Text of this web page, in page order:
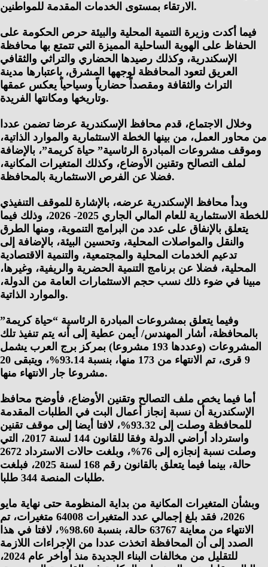
الارتقاء بمستوى الخدمات المقدمة للمواطنين.
فيما أكدت وزيرة التنمية المحلية والبيئة حرص الحكومة على
الحفاظ على الهوية الساحلية المميزة التي تتمتع بها محافظة
الإسكندرية، وكذلك رصيدها الحضاري والتراثي والثقافي
العريق لتعود المحافظة لوجهها المشرق، باعتبارها مدينة
التراث والثقافة ومقصداً حضارياً وسياحياً يعكس عمقها
وتاريخها ومكانتها الفريدة.
وخلال الاجتماع، قدم محافظ الإسكندرية عرضا تضمن عددا
من محاور العمل، من بينها الخطة الاستثمارية والموارد الذاتية،
وموقف مشروعات المبادرة الرئاسية” حياة كريمة”، بالإضافة
لملف التصالح وتقنين الأوضاع، وكذلك المتغيرات المكانية،
فضلا عن الفرص الاستثمارية بالمحافظة.
وبدأ محافظ الإسكندرية عرضه، بالإشارة للموقف التنفيذي
للخطة الاستثمارية للعام المالي الجاري 2025- 2026، وذلك فيما
يتعلق بالإنفاق على عدد من البرامج التنموية، ومنها الطرق
والنقل والمواصلات المحلية، وتحسين البيئة، بالإضافة إلى
تدعيم الخدمات المحلية والمجتمعية، والتنمية الاقتصادية
المحلية، فضلا عن برنامج التنمية الحضرية والريفية، وغيرها،
مبينا في ضوء ذلك نسب حجم الاستثمارات العامة من الدولة،
والموارد الذاتية.
وفيما يتعلق بمشروعات المبادرة الرئاسية “حياة كريمة”
بالمحافظة، أشار المهندس/ أيمن عطية إلى أنه يتم تنفيذ تلك
المشروعات (وعددها 193 مشروعا) بمركز برج العرب يشمل
9 قرى، تم الانتهاء من 173 منها، بنسبة 93.14%، ويتبقى 20
مشروعا جار الانتهاء منها.
أما فيما يخص ملف التصالح وتقنين الأوضاع، فأوضح محافظ
الإسكندرية أن نسبة إنجاز أعمال البت في الطلبات المقدمة
للمحافظة وصلت إلى 93.32%، لافتا أيضا إلى موقف تقنين
واسترداد أراضي الدولة وفقا للقانون 144 لسنة 2017، التي
وصلت نسبة إنجازه إلى 76%، وبلغت حالات الاسترداد 2672
حالة، بينما فيما يتعلق بالقانون رقم 168 لسنة 2025، فبلغت
طلبات المنصة 344 طلبا.
وبشأن المتغيرات المكانية من بداية المنظومة حتى نهاية مايو
2026، فقد بلغ إجمالي عدد المتغيرات 64008 متغيرات، تم
الانتهاء من معاينة 63767 حالة، بنسبة 98.60%، لافتا في هذا
الصدد إلى أن المحافظة اتخذت عددا من الإجراءات اللازمة
للتقليل من مخالفات البناء الجديدة منذ أواخر عام 2024،